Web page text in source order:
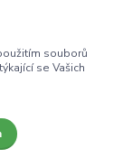
souborů
se Vašich